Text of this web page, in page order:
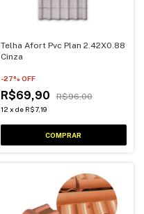
Telha Afort Pvc Plan 2.42X0.88
Cinza
-27% OFF
R$69,90 R$96,00
12 x de R$7,19